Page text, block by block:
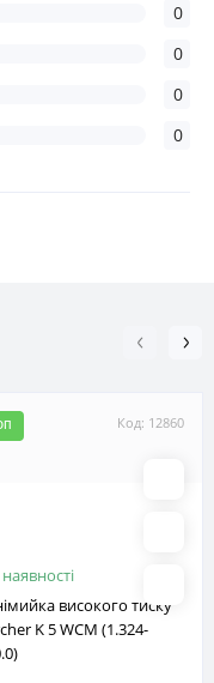
0
0
0
0
Код: 12860
високого тиску
K 5 WCM (1.324-